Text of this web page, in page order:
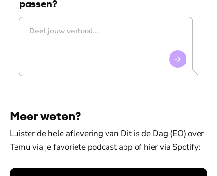
passen?
Meer weten?
Luister de hele aflevering van Dit is de Dag (EO) over
Temu via je favoriete podcast app of hier via Spotify: